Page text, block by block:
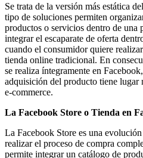
Se trata de la versión más estática
tipo de soluciones permiten
productos o servicios dentro de una
integrar el escaparate de oferta
cuando el consumidor quiere
tienda online tradicional. En
se realiza íntegramente en
adquisición del producto tiene lugar
e-commerce.
La Facebook Store o Tienda en
La Facebook Store es una
realizar el proceso de compra
permite integrar un catálogo de